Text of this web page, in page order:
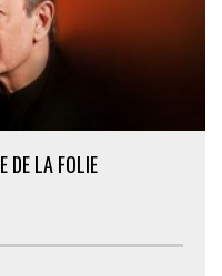
DE LA FOLIE